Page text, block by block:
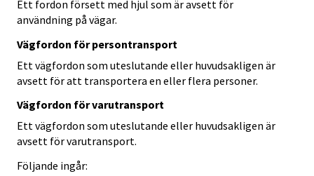
Ett fordon försett med hjul som är avsett för
användning på vägar.
Vägfordon för persontransport
Ett vägfordon som uteslutande eller huvudsakligen är
avsett för att transportera en eller flera personer.
Vägfordon för varutransport
Ett vägfordon som uteslutande eller huvudsakligen är
avsett för varutransport.
Följande ingår: